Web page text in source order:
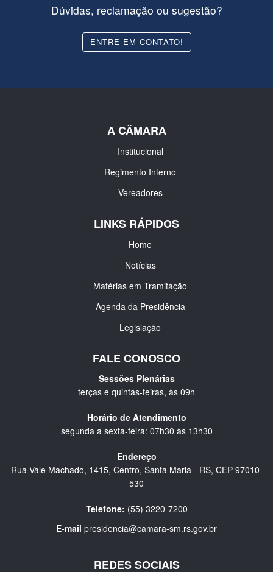
Dúvidas, reclamação ou sugestão?
ENTRE EM CONTATO!
A CÂMARA
Institucional
Regimento Interno
Vereadores
LINKS RÁPIDOS
Home
Notícias
Matérias em Tramitação
Agenda da Presidência
Legislação
FALE CONOSCO
Sessões Plenárias
terças e quintas-feiras, às 09h
Horário de Atendimento
segunda a sexta-feira: 07h30 às 13h30
Endereço
Rua Vale Machado, 1415, Centro, Santa Maria - RS, CEP 97010-
530
Telefone: (55) 3220-7200
E-mail presidencia@camara-sm.rs.gov.br
REDES SOCIAIS